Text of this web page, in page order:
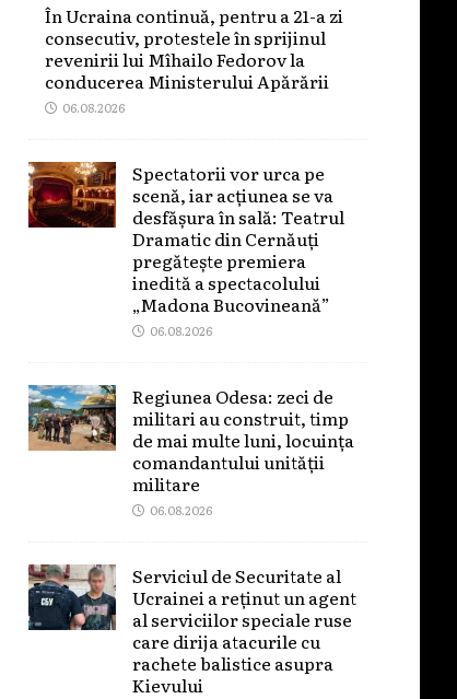
În Ucraina continuă, pentru a 21-a zi
consecutiv, protestele în sprijinul
revenirii lui Mîhailo Fedorov la
conducerea Ministerului Apărării
06.08.2026
Spectatorii vor urca pe
scenă, iar acțiunea se va
desfășura în sală: Teatrul
Dramatic din Cernăuți
pregătește premiera
inedită a spectacolului
„Madona Bucovineană”
06.08.2026
Regiunea Odesa: zeci de
militari au construit, timp
de mai multe luni, locuința
comandantului unității
militare
06.08.2026
Serviciul de Securitate al
Ucrainei a reținut un agent
al serviciilor speciale ruse
care dirija atacurile cu
rachete balistice asupra
Kievului